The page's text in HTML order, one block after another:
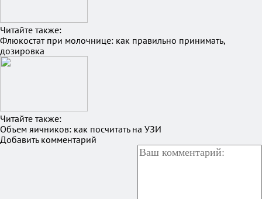
Читайте также:
Флюкостат при молочнице: как правильно принимать,
дозировка
Читайте также:
Объем яичников: как посчитать на УЗИ
Добавить комментарий